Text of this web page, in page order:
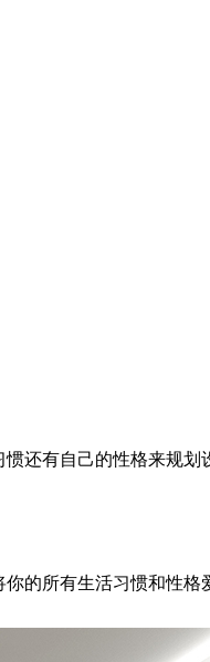
还有自己的性格来规
的所有生活习惯和性格